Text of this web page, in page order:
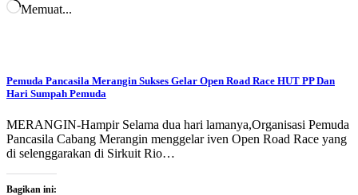
Memuat...
Pemuda Pancasila Merangin Sukses Gelar Open Road Race HUT PP Dan
Hari Sumpah Pemuda
MERANGIN-Hampir Selama dua hari lamanya,Organisasi Pemuda
Pancasila Cabang Merangin menggelar iven Open Road Race yang
di selenggarakan di Sirkuit Rio…
Bagikan ini: